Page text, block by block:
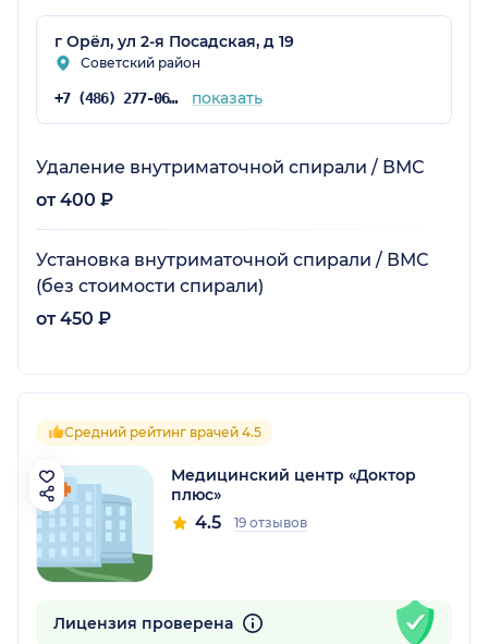
г Орёл, ул 2-я Посадская, д 19
Советский район
+7 (486) 277-06-94 показать
Удаление внутриматочной спирали / ВМС
от 400 ₽
Установка внутриматочной спирали / ВМС
(без стоимости спирали)
от 450 ₽
Средний рейтинг врачей 4.5
Медицинский центр «Доктор
плюс»
4.5 19 отзывов
Лицензия проверена